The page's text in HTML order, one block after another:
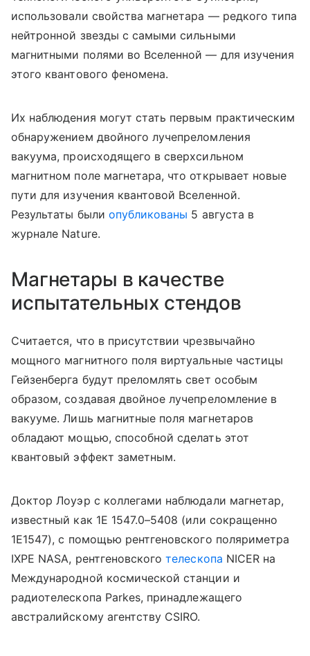
использовали свойства магнетара — редкого типа
нейтронной звезды с самыми сильными
магнитными полями во Вселенной — для изучения
этого квантового феномена.
Их наблюдения могут стать первым практическим
обнаружением двойного лучепреломления
вакуума, происходящего в сверхсильном
магнитном поле магнетара, что открывает новые
пути для изучения квантовой Вселенной.
Результаты были опубликованы 5 августа в
журнале Nature.
Магнетары в качестве
испытательных стендов
Считается, что в присутствии чрезвычайно
мощного магнитного поля виртуальные частицы
Гейзенберга будут преломлять свет особым
образом, создавая двойное лучепреломление в
вакууме. Лишь магнитные поля магнетаров
обладают мощью, способной сделать этот
квантовый эффект заметным.
Доктор Лоуэр с коллегами наблюдали магнетар,
известный как 1E 1547.0–5408 (или сокращенно
1E1547), с помощью рентгеновского поляриметра
IXPE NASA, рентгеновскоготелескопа NICER на
Международной космической станции и
радиотелескопа Parkes, принадлежащего
австралийскому агентству CSIRO.